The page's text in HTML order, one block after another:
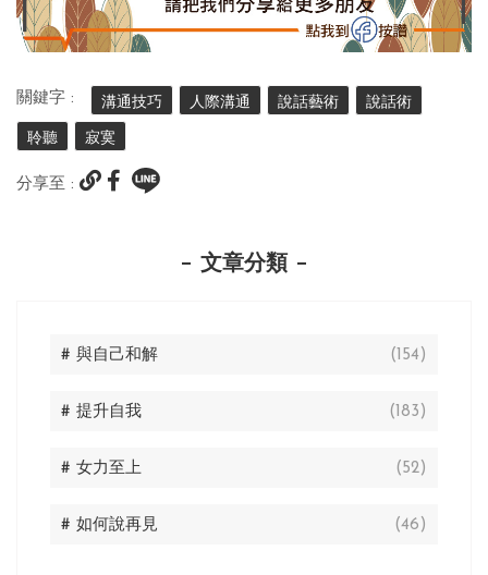
關鍵字 : 溝通技巧 人際溝通 說話藝術 說話術
聆聽 寂寞
分享至 :
文章分類
# 與自己和解 (154)
# 提升自我 (183)
# 女力至上 (52)
# 如何說再見 (46)